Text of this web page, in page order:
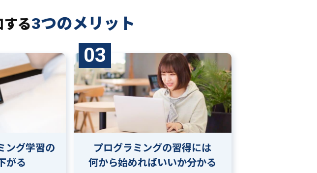
る3つのメリット
ング学習の
がる
03
プログラミングの習得には
何から始めればいいか分かる